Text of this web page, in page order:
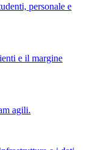
personale e
e il margine
agili.